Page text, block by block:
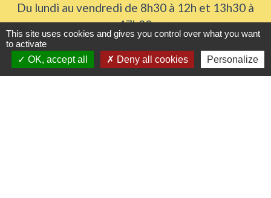
Du lundi au vendredi de 8h30 à 12h et 13h30 à
17h30
Samedi 8h30 à 12h
This site uses cookies and gives you control over what you want
to activate
OK, accept all
Deny all cookies Personalize